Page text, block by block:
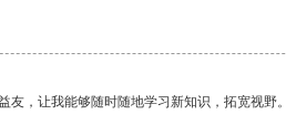
友，让我能够随时随地学习新知识，拓宽视野。